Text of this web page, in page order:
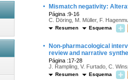
· Mismatch negativity:
Página :9-16
C. Döring, M. Müller, F.
Resumen Esquema
·
Non-pharmacological
review and narrative
Página :17-28
J. Rampling, V. Furtado, C.
Resumen Esquema